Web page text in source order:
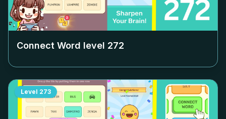
Connect Word level 272
Level 273